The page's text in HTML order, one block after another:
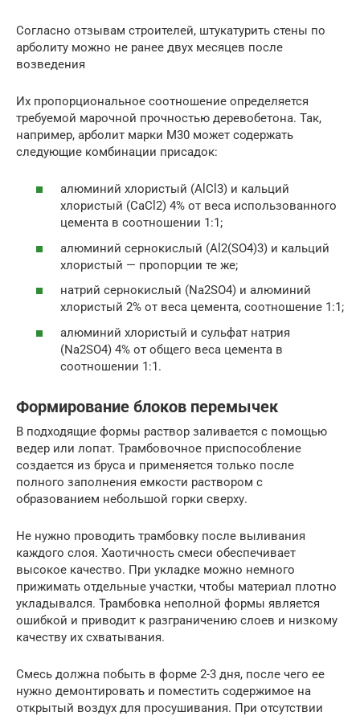
Согласно отзывам строителей, штукатурить стены по
арболиту можно не ранее двух месяцев после
возведения
Их пропорциональное соотношение определяется
требуемой марочной прочностью деревобетона. Так,
например, арболит марки М30 может содержать
следующие комбинации присадок:
алюминий хлористый (AlCl3) и кальций
хлористый (CaCl2) 4% от веса использованного
цемента в соотношении 1:1;
алюминий сернокислый (Al2(SO4)3) и кальций
хлористый — пропорции те же;
натрий сернокислый (Na2SO4) и алюминий
хлористый 2% от веса цемента, соотношение 1:1;
алюминий хлористый и сульфат натрия
(Na2SO4) 4% от общего веса цемента в
соотношении 1:1.
Формирование блоков перемычек
В подходящие формы раствор заливается с помощью
ведер или лопат. Трамбовочное приспособление
создается из бруса и применяется только после
полного заполнения емкости раствором с
образованием небольшой горки сверху.
Не нужно проводить трамбовку после выливания
каждого слоя. Хаотичность смеси обеспечивает
высокое качество. При укладке можно немного
прижимать отдельные участки, чтобы материал плотно
укладывался. Трамбовка неполной формы является
ошибкой и приводит к разграничению слоев и низкому
качеству их схватывания.
Смесь должна побыть в форме 2-3 дня, после чего ее
нужно демонтировать и поместить содержимое на
открытый воздух для просушивания. При отсутствии